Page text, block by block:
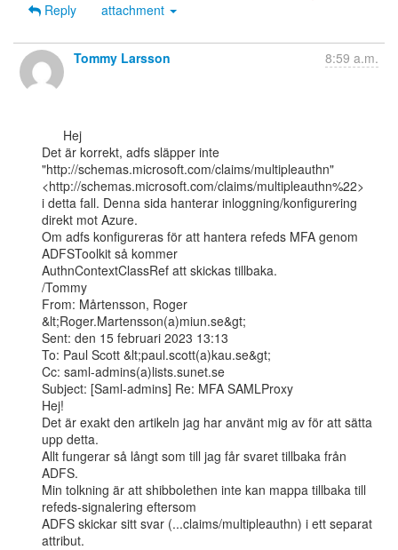
Reply
attachment
Tommy Larsson 8:59 a.m.
Det är korrekt, adfs släpper inte
"http://schemas.microsoft.com/claims/multipleauthn"
<http://schemas.microsoft.com/claims/multipleauthn%22>
i detta fall. Denna sida hanterar inloggning/konfigurering
direkt mot Azure.
Om adfs konfigureras för att hantera refeds MFA genom
ADFSToolkit så kommer
AuthnContextClassRef att skickas tillbaka.
/Tommy
From: Mårtensson, Roger
&lt;Roger.Martensson(a)miun.se&gt;
Sent: den 15 februari 2023 13:13
To: Paul Scott &lt;paul.scott(a)kau.se&gt;
Cc: saml-admins(a)lists.sunet.se
Subject: [Saml-admins] Re: MFA SAMLProxy
Hej!
Det är exakt den artikeln jag har använt mig av för att sätta
upp detta.
Allt fungerar så långt som till jag får svaret tillbaka från
ADFS.
Min tolkning är att shibbolethen inte kan mappa tillbaka till
refeds-signalering eftersom
ADFS skickar sitt svar (...claims/multipleauthn) i ett separat
attribut.